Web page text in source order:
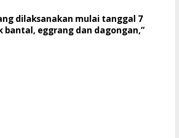
dilaksanakan mulai tanggal 7
bantal, eggrang dan dagongan,”